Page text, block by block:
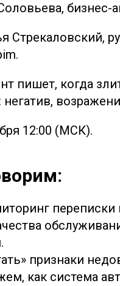
бизнес-
Стрекаловский,
пишет, когда
12:00 (МСК).
признаки
как система